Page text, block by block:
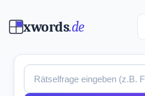
xwords.de